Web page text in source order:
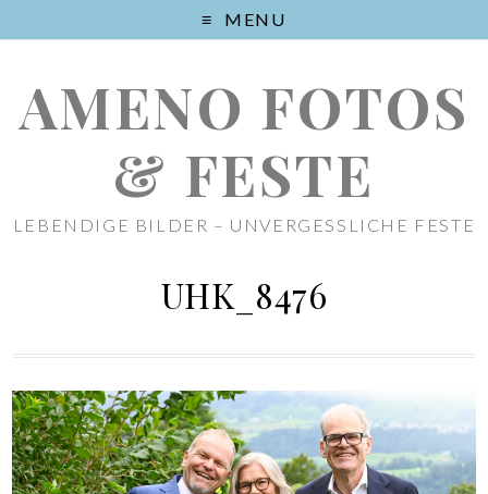
MENU
AMENO FOTOS
& FESTE
LEBENDIGE BILDER – UNVERGESSLICHE FESTE
UHK_8476